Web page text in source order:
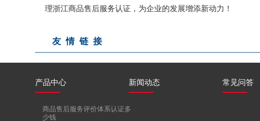
理浙江商品售后服务认证，为企业的发展增添新动力！
友情链接
产品中心
商品售后服务评价体系认证多
少钱
新闻动态 常见问答